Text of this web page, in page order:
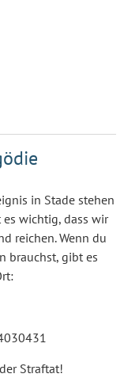
in Stade stehen
wichtig, dass wir
reichen. Wenn du
brauchst, gibt es
Straftat!